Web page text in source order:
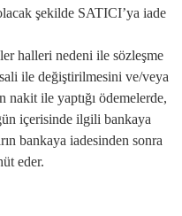
şekilde SATICI’ya iade
halleri nedeni ile sözleşme
ile değiştirilmesini ve/veya
ile yaptığı ödemelerde,
içerisinde ilgili bankaya
bankaya iadesinden sonra
eder.